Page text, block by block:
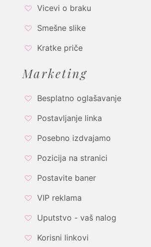
Vicevi o braku
Smešne slike
Kratke priče
Marketing
Besplatno oglašavanje
Postavljanje linka
Posebno izdvajamo
Pozicija na stranici
Postavite baner
VIP reklama
Uputstvo - vaš nalog
Korisni linkovi